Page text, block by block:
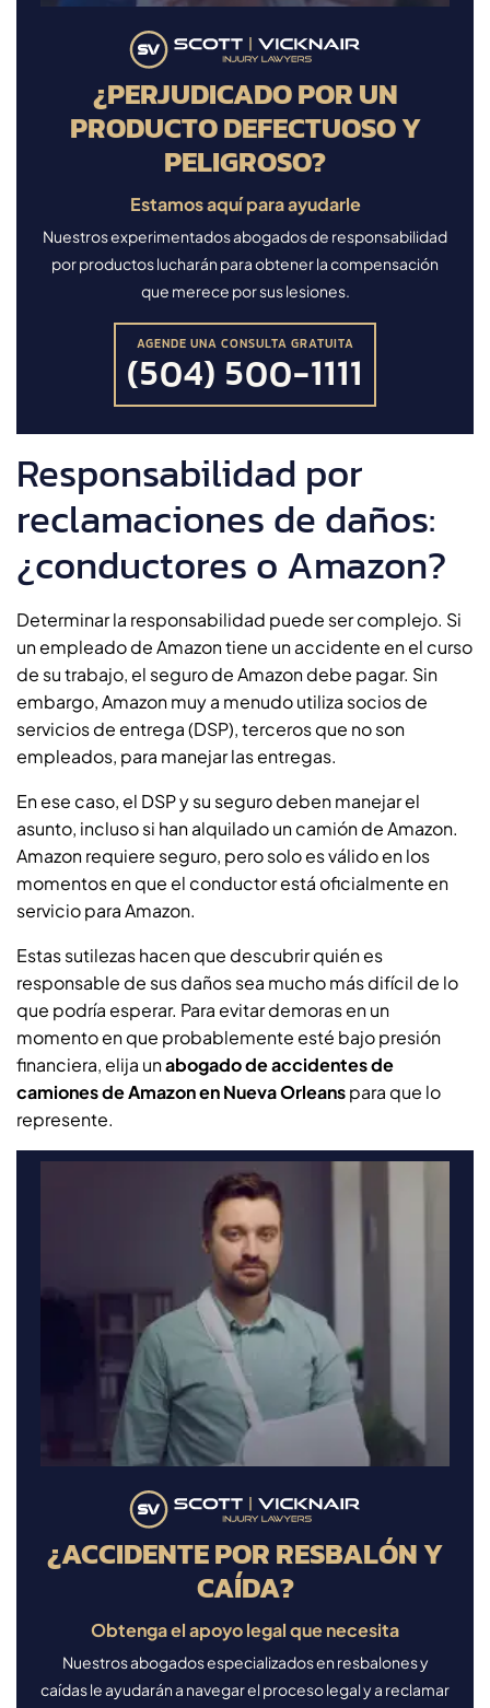
¿PERJUDICADO POR UN
PRODUCTO DEFECTUOSO Y
PELIGROSO?
Estamos aquí para ayudarle
Nuestros experimentados abogados de responsabilidad
por productos lucharán para obtener la compensación
que merece por sus lesiones.
AGENDE UNA CONSULTA GRATUITA
(504) 500-1111
Responsabilidad por
reclamaciones de daños:
¿conductores o Amazon?
Determinar la responsabilidad puede ser complejo. Si
un empleado de Amazon tiene un accidente en el curso
de su trabajo, el seguro de Amazon debe pagar. Sin
embargo, Amazon muy a menudo utiliza socios de
servicios de entrega (DSP), terceros que no son
empleados, para manejar las entregas.
En ese caso, el DSP y su seguro deben manejar el
asunto, incluso si han alquilado un camión de Amazon.
Amazon requiere seguro, pero solo es válido en los
momentos en que el conductor está oficialmente en
servicio para Amazon.
Estas sutilezas hacen que descubrir quién es
responsable de sus daños sea mucho más difícil de lo
que podría esperar. Para evitar demoras en un
momento en que probablemente esté bajo presión
financiera, elija unabogado de accidentes de
camiones de Amazon en Nueva Orleanspara que lo
represente.
¿ACCIDENTE POR RESBALÓN Y
CAÍDA?
Obtenga el apoyo legal que necesita
Nuestros abogados especializados en resbalones y
caídas le ayudarán a navegar el proceso legal y a reclamar